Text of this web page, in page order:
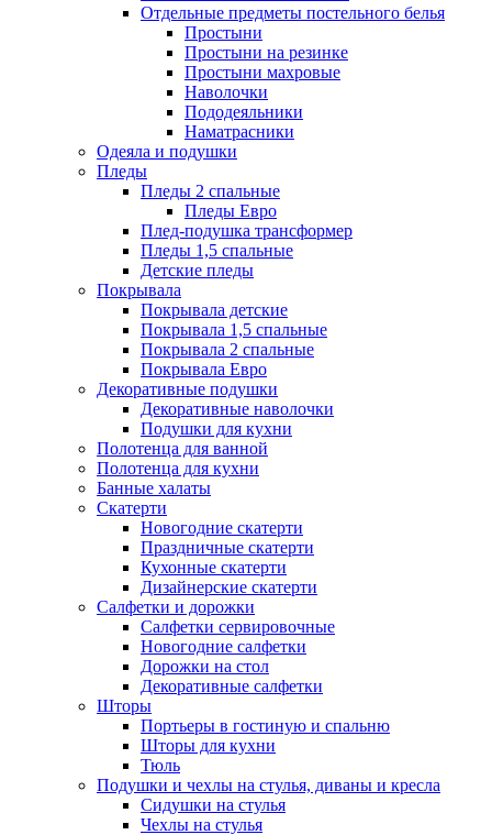
Отдельные предметы постельного белья
Простыни
Простыни на резинке
Простыни махровые
Наволочки
Пододеяльники
Наматрасники
Одеяла и подушки
Пледы
Пледы 2 спальные
Пледы Евро
Плед-подушка трансформер
Пледы 1,5 спальные
Детские пледы
Покрывала
Покрывала детские
Покрывала 1,5 спальные
Покрывала 2 спальные
Покрывала Евро
Декоративные подушки
Декоративные наволочки
Подушки для кухни
Полотенца для ванной
Полотенца для кухни
Банные халаты
Скатерти
Новогодние скатерти
Праздничные скатерти
Кухонные скатерти
Дизайнерские скатерти
Салфетки и дорожки
Салфетки сервировочные
Новогодние салфетки
Дорожки на стол
Декоративные салфетки
Шторы
Портьеры в гостиную и спальню
Шторы для кухни
Тюль
Подушки и чехлы на стулья, диваны и кресла
Сидушки на стулья
Чехлы на стулья